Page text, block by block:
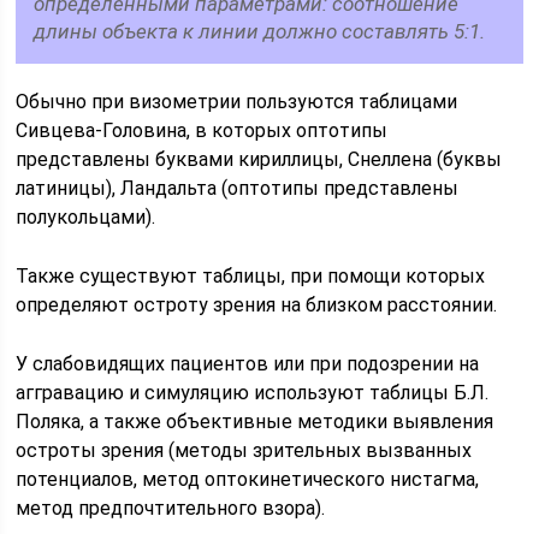
длины объекта к линии должно составлять 5:1.
Обычно при визометрии пользуются таблицами
Сивцева-Головина, в которых оптотипы
представлены буквами кириллицы, Снеллена (буквы
латиницы), Ландальта (оптотипы представлены
полукольцами).
Также существуют таблицы, при помощи которых
определяют остроту зрения на близком расстоянии.
У слабовидящих пациентов или при подозрении на
аггравацию и симуляцию используют таблицы Б.Л.
Поляка, а также объективные методики выявления
остроты зрения (методы зрительных вызванных
потенциалов, метод оптокинетического нистагма,
метод предпочтительного взора).